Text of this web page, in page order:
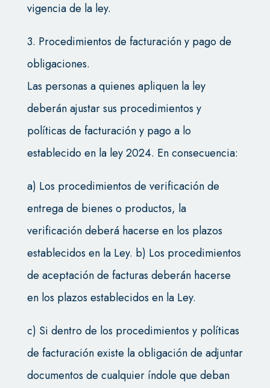
vigencia de la ley.
3. Procedimientos de facturación y pago de
obligaciones.
Las personas a quienes apliquen la ley
deberán ajustar sus procedimientos y
políticas de facturación y pago a lo
establecido en la ley 2024. En consecuencia:
a) Los procedimientos de verificación de
entrega de bienes o productos, la
verificación deberá hacerse en los plazos
establecidos en la Ley. b) Los procedimientos
de aceptación de facturas deberán hacerse
en los plazos establecidos en la Ley.
c) Si dentro de los procedimientos y políticas
de facturación existe la obligación de adjuntar
documentos de cualquier índole que deban